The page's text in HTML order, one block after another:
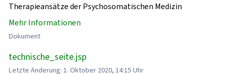
Therapieansätze der Psychosomatischen Medizin
Mehr Informationen
Dokument
technische_seite.jsp
Letzte Änderung: 1. Oktober 2020, 14:15 Uhr